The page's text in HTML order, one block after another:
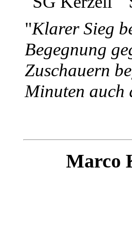
"Klarer Sieg
Begegnung
Zuschauern
Minuten auch
Marco